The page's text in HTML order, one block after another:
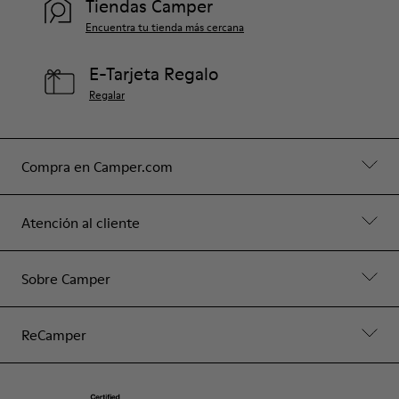
Compra en Camper.com
Atención al cliente
Sobre Camper
ReCamper
Tiendas Camper
Encuentra tu tienda más cercana
E-Tarjeta Regalo
Regalar